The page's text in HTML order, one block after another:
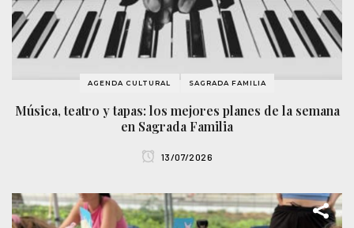
AGENDA CULTURAL SAGRADA FAMILIA
Música, teatro y tapas: los mejores planes de la semana
en Sagrada Familia
13/07/2026